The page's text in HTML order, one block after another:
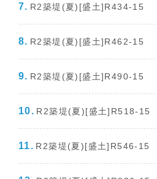
R2築堤(夏)[盛土]R434-15
R2築堤(夏)[盛土]R462-15
R2築堤(夏)[盛土]R490-15
R2築堤(夏)[盛土]R518-15
R2築堤(夏)[盛土]R546-15